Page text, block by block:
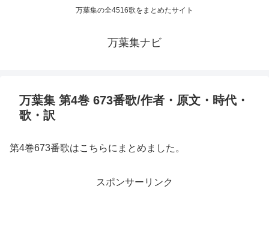
万葉集の全4516歌をまとめたサイト
万葉集ナビ
万葉集 第4巻 673番歌/作者・原文・時代・
歌・訳
第4巻673番歌はこちらにまとめました。
スポンサーリンク